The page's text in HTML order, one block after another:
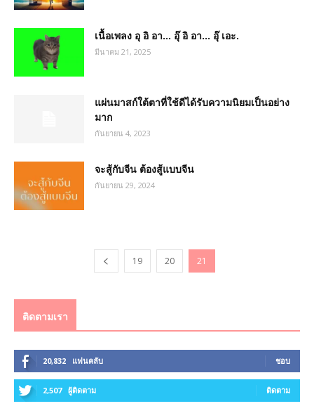
เนื้อเพลง อุ อิ อา… อุ๊ อิ อา… อุ๊ เอะ.
มีนาคม 21, 2025
แผ่นมาสก์ใต้ตาที่ใช้ดีได้รับความนิยมเป็นอย่าง
มาก
กันยายน 4, 2023
จะสู้กับจีน ต้องสู้แบบจีน
กันยายน 29, 2024
19 20 21
ติดตามเรา
20,832 แฟนคลับ ชอบ
2,507 ผู้ติดตาม ติดตาม